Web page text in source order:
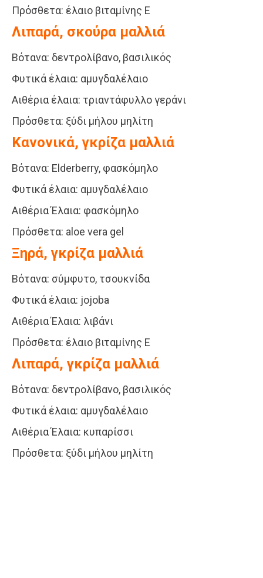
Πρόσθετα: έλαιο βιταμίνης Ε
Λιπαρά, σκούρα μαλλιά
Βότανα: δεντρολίβανο, βασιλικός
Φυτικά έλαια: αμυγδαλέλαιο
Αιθέρια έλαια: τριαντάφυλλο γεράνι
Πρόσθετα: ξύδι μήλου μηλίτη
Κανονικά, γκρίζα μαλλιά
Βότανα: Elderberry, φασκόμηλο
Φυτικά έλαια: αμυγδαλέλαιο
Αιθέρια Έλαια: φασκόμηλο
Πρόσθετα: aloe vera gel
Ξηρά, γκρίζα μαλλιά
Βότανα: σύμφυτο, τσουκνίδα
Φυτικά έλαια: jojoba
Αιθέρια Έλαια: λιβάνι
Πρόσθετα: έλαιο βιταμίνης Ε
Λιπαρά, γκρίζα μαλλιά
Βότανα: δεντρολίβανο, βασιλικός
Φυτικά έλαια: αμυγδαλέλαιο
Αιθέρια Έλαια: κυπαρίσσι
Πρόσθετα: ξύδι μήλου μηλίτη